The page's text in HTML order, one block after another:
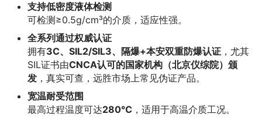
支持低密度液体检测
可检测≥0.5g/cm³的介质，适应性强。
全系列通过权威认证
拥有3C、SIL2/SIL3、隔爆+本安双重防爆认证 ，尤其
SIL证书由CNCA认可的国家机构（北京仪综院）颁
发 ，真实可查，远胜市场上常见伪证产品。
宽温耐受范围
最高过程温度可达280℃ ，适用于高温介质工况。